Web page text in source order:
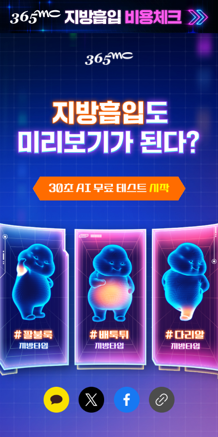
허벅지
개인정보 수집동의[보기]
마케팅(이벤트 정보수신 등) 사용동의(선택)